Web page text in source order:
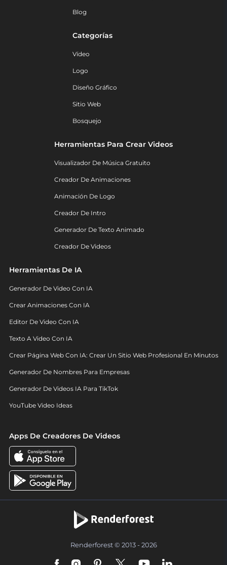
Blog
Categorías
Vídeo
Logo
Diseño Gráfico
Sitio Web
Bosquejo
Herramientas Para Crear Videos
Visualizador De Música Gratuito
Creador De Animaciones
Animación De Logo
Creador De Intro
Generador De Texto Animado
Creador De Videos
Herramientas De IA
Generador De Video Con IA
Crear Animaciones Con IA
Editor De Video Con IA
Texto A Video Con IA
Crear Página Web Con IA: Crear Un Sitio Web Profesional En Minutos
Generador De Nombres Para Empresas
Generador De Videos IA Para TikTok
YouTube Video Ideas
Apps De Creadores De Videos
Renderforest © 2013 - 2026